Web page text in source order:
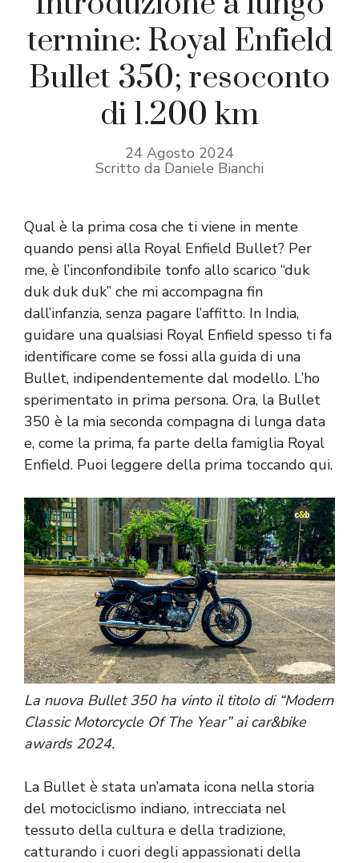
termine: Royal Enfield
Bullet 350; resoconto
di 1.200 km
24 Agosto 2024
Scritto da Daniele Bianchi
Qual è la prima cosa che ti viene in mente
quando pensi alla Royal Enfield Bullet? Per
me, è l’inconfondibile tonfo allo scarico “duk
duk duk duk” che mi accompagna fin
dall’infanzia, senza pagare l’affitto. In India,
guidare una qualsiasi Royal Enfield spesso ti fa
identificare come se fossi alla guida di una
Bullet, indipendentemente dal modello. L’ho
sperimentato in prima persona. Ora, la Bullet
350 è la mia seconda compagna di lunga data
e, come la prima, fa parte della famiglia Royal
Enfield. Puoi leggere della prima toccando qui.
La nuova Bullet 350 ha vinto il titolo di “Modern
Classic Motorcycle Of The Year” ai car&bike
awards 2024.
La Bullet è stata un’amata icona nella storia
del motociclismo indiano, intrecciata nel
tessuto della cultura e della tradizione,
catturando i cuori degli appassionati della